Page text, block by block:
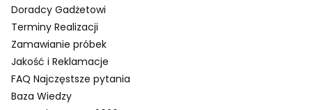
Doradcy Gadżetowi
Terminy Realizacji
Zamawianie próbek
Jakość i Reklamacje
FAQ Najczęstsze pytania
Baza Wiedzy